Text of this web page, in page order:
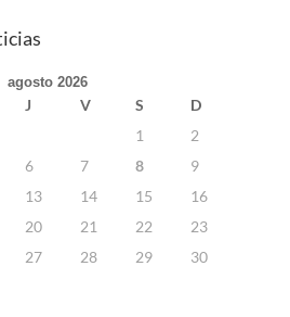
agosto 2026
J V S
D
1
2
6 7 8
9
13 14 15
16
20 21 22
23
27 28 29
30